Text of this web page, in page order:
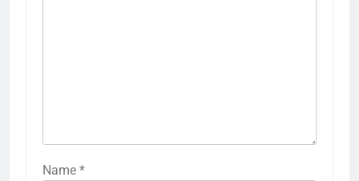
Name *